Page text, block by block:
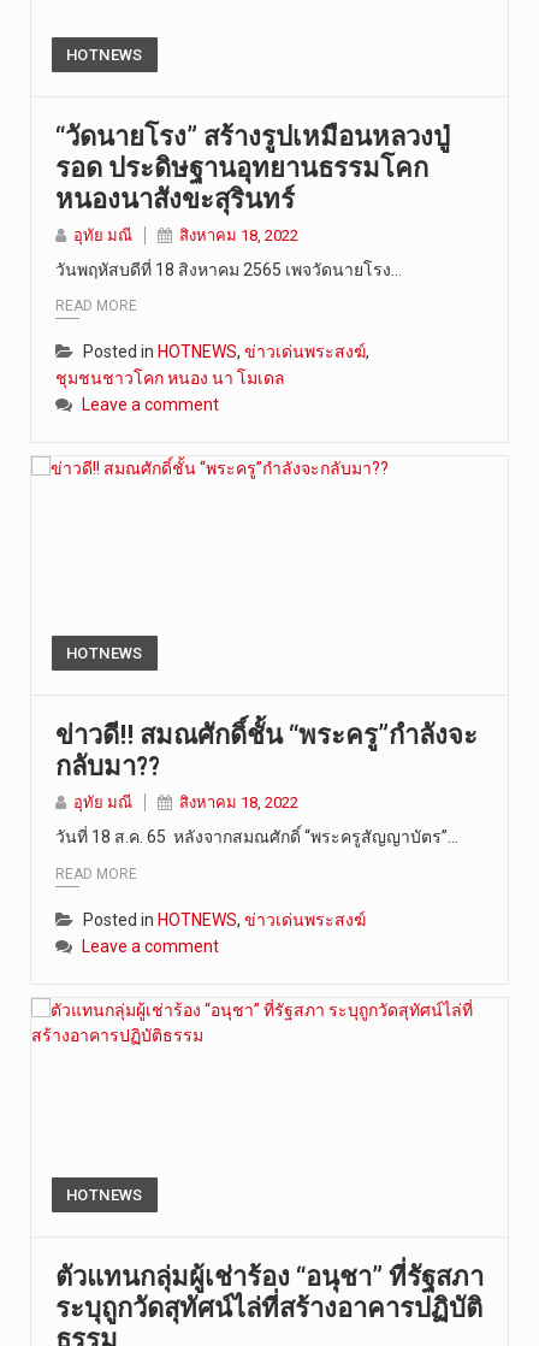
HOTNEWS
“วัดนายโรง” สร้างรูปเหมือนหลวงปู่
รอด ประดิษฐานอุทยานธรรมโคก
หนองนาสังขะสุรินทร์
อุทัย มณี สิงหาคม 18, 2022
วันพฤหัสบดีที่ 18 สิงหาคม 2565 เพจวัดนายโรง…
READ MORE
Posted in HOTNEWS, ข่าวเด่นพระสงฆ์,
ชุมชนชาวโคก หนอง นา โมเดล
Leave a comment
HOTNEWS
ข่าวดี!! สมณศักดิ์ชั้น “พระครู”กำลังจะ
กลับมา??
อุทัย มณี สิงหาคม 18, 2022
วันที่ 18 ส.ค. 65 หลังจากสมณศักดิ์ “พระครูสัญญาบัตร”…
READ MORE
Posted in HOTNEWS, ข่าวเด่นพระสงฆ์
Leave a comment
HOTNEWS
ตัวแทนกลุ่มผู้เช่าร้อง “อนุชา” ที่รัฐสภา
ระบุถูกวัดสุทัศน์ไล่ที่สร้างอาคารปฏิบัติ
ธรรม